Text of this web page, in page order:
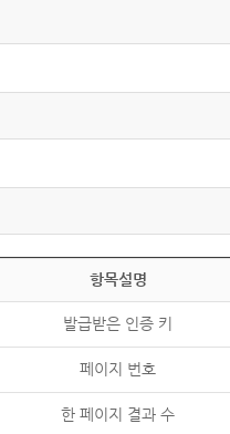
항목설명
발급받은 인증 키
페이지 번호
한 페이지 결과 수